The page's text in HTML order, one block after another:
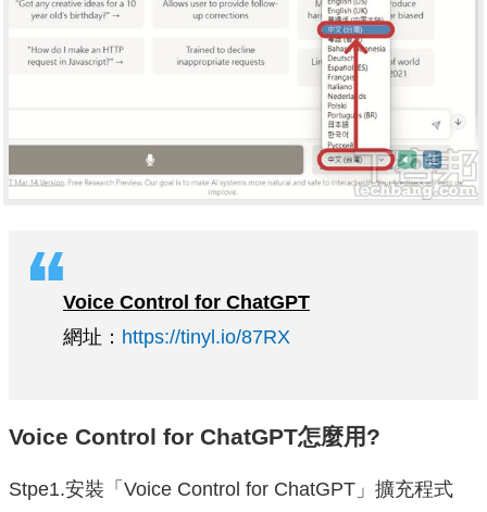
Voice Control for ChatGPT
網址： https://tinyl.io/87RX
Voice Control for ChatGPT怎麼用?
Stpe1.安裝「Voice Control for ChatGPT」擴充程式